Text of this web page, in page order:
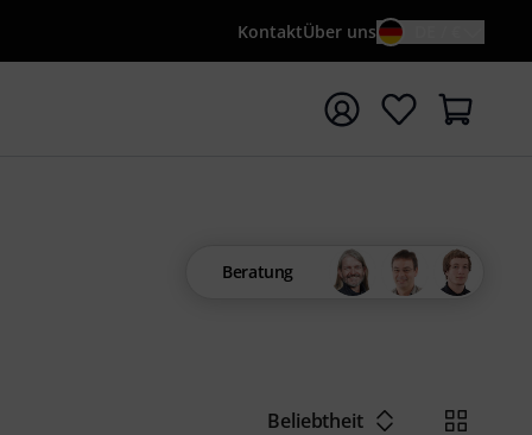
KontaktÜber uns
mit Suchwort {searchTerm} starten
Beratung
Beliebtheit